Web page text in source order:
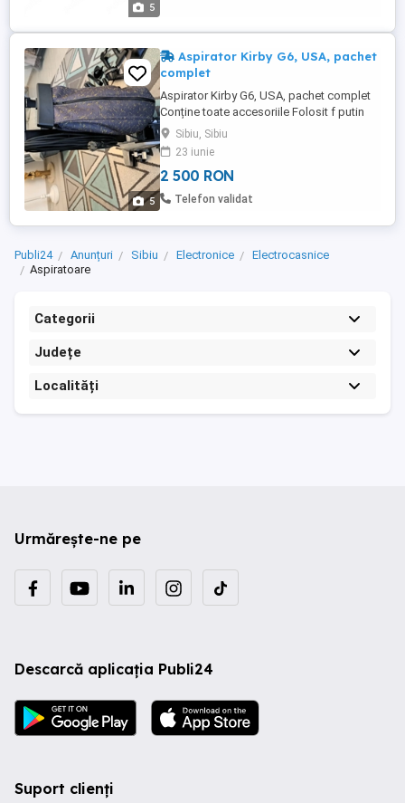
5
5
Aspirator Kirby G6, USA, pachet
complet
Aspirator Kirby G6, USA, pachet complet
Conține toate accesoriile Folosit f putin
Funcționează impecabil Se oferă cadou
un sac nou + 1 curea de schimb Se poate
vedea proba in Cartierul arhitecților. Preț fix
Sibiu, Sibiu
23 iunie
2 500 RON
Telefon validat
Publi24 Anunțuri Sibiu Electronice
Electrocasnice
Aspiratoare
Categorii
Județe
Localități
Urmărește-ne pe
Descarcă aplicația Publi24
Suport clienți